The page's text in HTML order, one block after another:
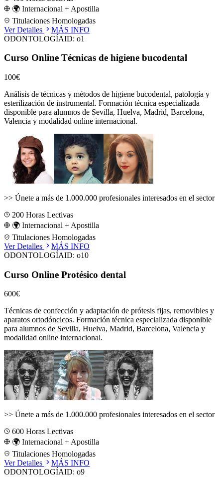
🌍 Internacional + Apostilla
Titulaciones Homologadas
Ver Detalles
MÁS INFO
ODONTOLOGÍAID: o1
Curso Online Técnicas de higiene bucodental
100€
Análisis de técnicas y métodos de higiene bucodental, patología y
esterilización de instrumental. Formación técnica especializada
disponible para alumnos de Sevilla, Huelva, Madrid, Barcelona,
Valencia y modalidad online internacional.
>> Únete a más de 1.000.000 profesionales interesados en el sector
200 Horas Lectivas
🌍 Internacional + Apostilla
Titulaciones Homologadas
Ver Detalles
MÁS INFO
ODONTOLOGÍAID: o10
Curso Online Protésico dental
600€
Técnicas de confección y adaptación de prótesis fijas, removibles y
aparatos ortodóncicos. Formación técnica especializada disponible
para alumnos de Sevilla, Huelva, Madrid, Barcelona, Valencia y
modalidad online internacional.
>> Únete a más de 1.000.000 profesionales interesados en el sector
600 Horas Lectivas
🌍 Internacional + Apostilla
Titulaciones Homologadas
Ver Detalles
MÁS INFO
ODONTOLOGÍAID: o9